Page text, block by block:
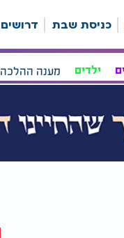
כניסת שבת דרושים
ילדים מענה ההלכה